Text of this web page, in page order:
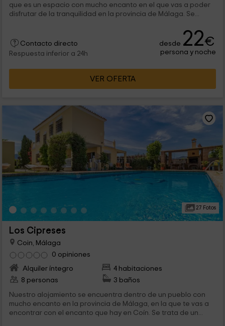
que es un espacio con mucho encanto en el que vas a poder
disfrutar de la tranquilidad en la provincia de Málaga. Se...
Contacto directo
Respuesta inferior a 24h
desde 22€
persona y noche
VER OFERTA
27 Fotos
Los Cipreses
Coin, Málaga
0 opiniones
Alquiler íntegro
4 habitaciones
8 personas
3 baños
Nuestro alojamiento se encuentra dentro de un pueblo con
mucho encanto en la provincia de Málaga, en la que te vas a
encontrar con el encanto que hay en Coín. Se trata de un...